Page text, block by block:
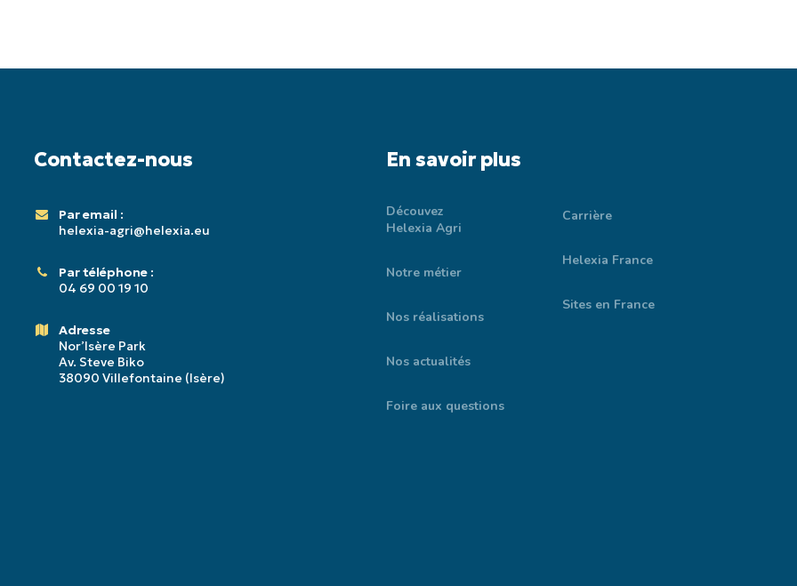
Contactez-nous
Par email :
helexia-agri@helexia.eu
Par téléphone :
04 69 00 19 10
Adresse
Nor’Isère Park
Av. Steve Biko
38090 Villefontaine (Isère)
En savoir plus
Découvez
Helexia Agri
Notre métier
Nos réalisations
Nos actualités
Foire aux questions
Carrière
Helexia France
Sites en France